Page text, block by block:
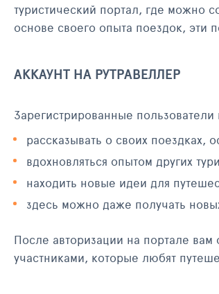
туристический портал, где можно
основе своего опыта поездок, эти
АККАУНТ НА РУТРАВЕЛЛЕР
Зарегистрированные пользователи
рассказывать о своих поездках,
вдохновляться опытом других
находить новые идеи для
здесь можно даже получать
После авторизации на портале
участниками, которые любят